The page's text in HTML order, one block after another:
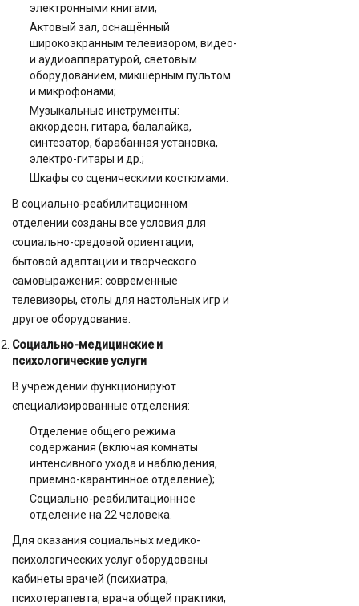
электронными книгами;
Актовый зал, оснащённый
широкоэкранным телевизором, видео-
и аудиоаппаратурой, световым
оборудованием, микшерным пультом
и микрофонами;
Музыкальные инструменты:
аккордеон, гитара, балалайка,
синтезатор, барабанная установка,
электро-гитары и др.;
Шкафы со сценическими костюмами.
В социально-реабилитационном
отделении созданы все условия для
социально-средовой ориентации,
бытовой адаптации и творческого
самовыражения: современные
телевизоры, столы для настольных игр и
другое оборудование.
Социально-медицинские и
психологические услуги
В учреждении функционируют
специализированные отделения:
Отделение общего режима
содержания (включая комнаты
интенсивного ухода и наблюдения,
приемно-карантинное отделение);
Социально-реабилитационное
отделение на 22 человека.
Для оказания социальных медико-
психологических услуг оборудованы
кабинеты врачей (психиатра,
психотерапевта, врача общей практики,